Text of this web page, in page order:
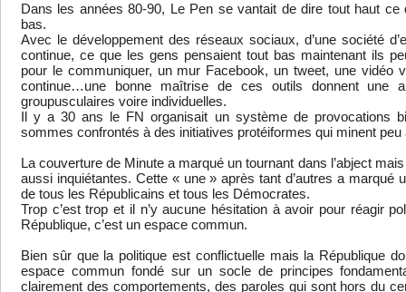
Dans les années 80-90, Le Pen se vantait de dire tout haut
bas.
Avec le développement des réseaux sociaux, d’une société
continue, ce que les gens pensaient tout bas maintenant ils
pour le communiquer, un mur Facebook, un tweet, une vidéo
continue…une bonne maîtrise de ces outils donnent une
groupusculaires voire individuelles.
Il y a 30 ans le FN organisait un système de provocations
sommes confrontés à des initiatives protéiformes qui minent peu
La couverture de Minute a marqué un tournant dans l’abject
aussi inquiétantes. Cette « une » après tant d’autres a
de tous les Républicains et tous les Démocrates.
Trop c’est trop et il n’y aucune hésitation à avoir pour réagir
République, c’est un espace commun.
Bien sûr que la politique est conflictuelle mais la République
espace commun fondé sur un socle de principes
clairement des comportements, des paroles qui sont hors du